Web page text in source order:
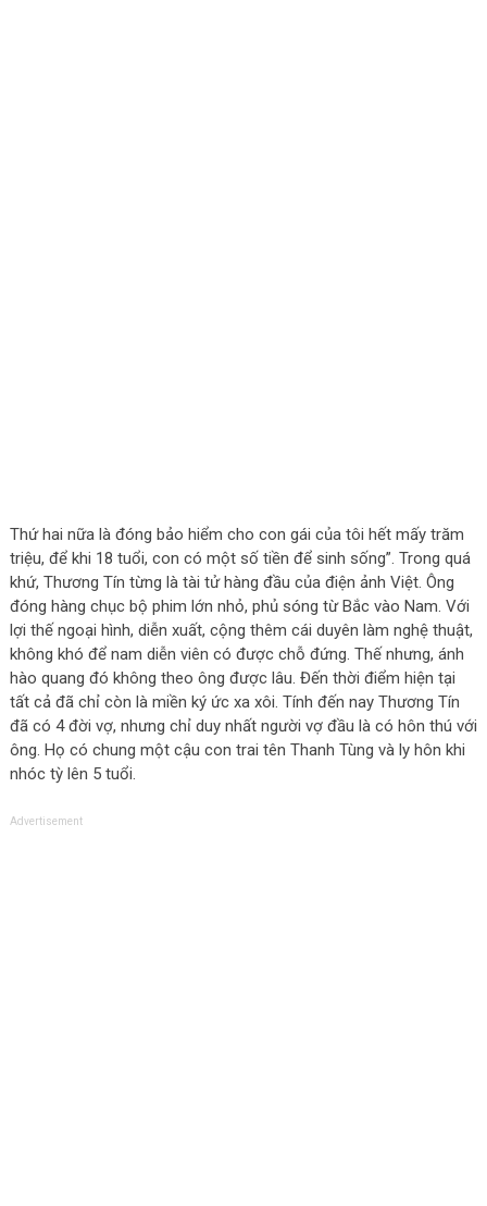
Thứ hai nữa là đóng bảo hiểm cho con gái của tôi hết mấy trăm
triệu, để khi 18 tuổi, con có một số tiền để sinh sống”. Trong quá
khứ, Thương Tín từng là tài tử hàng đầu của điện ảnh Việt. Ông
đóng hàng chục bộ phim lớn nhỏ, phủ sóng từ Bắc vào Nam. Với
lợi thế ngoại hình, diễn xuất, cộng thêm cái duyên làm nghệ thuật,
không khó để nam diễn viên có được chỗ đứng. Thế nhưng, ánh
hào quang đó không theo ông được lâu. Đến thời điểm hiện tại
tất cả đã chỉ còn là miền ký ức xa xôi. Tính đến nay Thương Tín
đã có 4 đời vợ, nhưng chỉ duy nhất người vợ đầu là có hôn thú với
ông. Họ có chung một cậu con trai tên Thanh Tùng và ly hôn khi
nhóc tỳ lên 5 tuổi.
Advertisement